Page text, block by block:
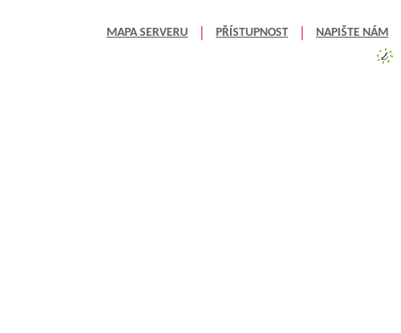
MAPA SERVERU PŘÍSTUPNOST NAPIŠTE NÁM